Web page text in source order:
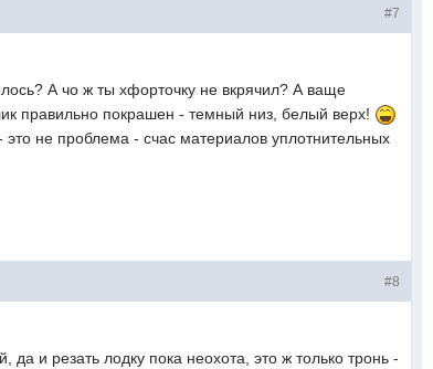
#7
А чо ж ты хфорточку не вкрячил? А ваще
правильно покрашен - темный низ, белый верх!
это не проблема - счас материалов уплотнительных
#8
да и резать лодку пока неохота, это ж только тронь -